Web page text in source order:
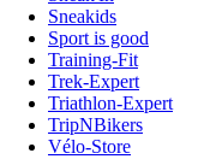
Sneakids
Sport is good
Training-Fit
Trek-Expert
Triathlon-Expert
TripNBikers
Vélo-Store